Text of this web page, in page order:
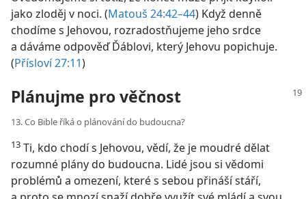
jako zloděj v noci. (Matouš 24:42–44) Když denně
chodíme s Jehovou, rozradostňujeme jeho srdce
a dáváme odpověď Ďáblovi, který Jehovu popichuje.
(Přísloví 27:11)
Plánujme pro věčnost
13. Co Bible říká o plánování do budoucna?
13 Ti, kdo chodí s Jehovou, vědí, že je moudré dělat
rozumné plány do budoucna. Lidé jsou si vědomi
problémů a omezení, které s sebou přináší stáří,